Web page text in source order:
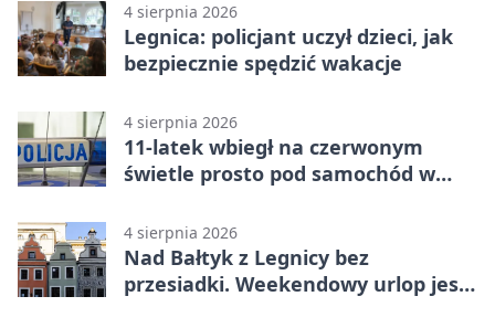
4 sierpnia 2026
Legnica: policjant uczył dzieci, jak
bezpiecznie spędzić wakacje
4 sierpnia 2026
11-latek wbiegł na czerwonym
świetle prosto pod samochód w
4 sierpnia 2026
Nad Bałtyk z Legnicy bez
przesiadki. Weekendowy urlop jest